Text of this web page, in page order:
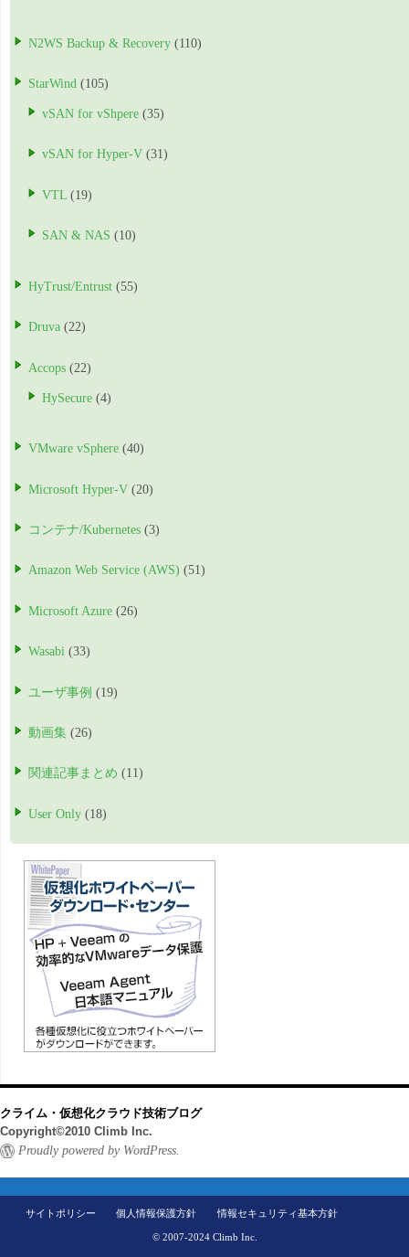
N2WS Backup & Recovery (110)
StarWind (105)
vSAN for vShpere (35)
vSAN for Hyper-V (31)
VTL (19)
SAN & NAS (10)
HyTrust/Entrust (55)
Druva (22)
Accops (22)
HySecure (4)
VMware vSphere (40)
Microsoft Hyper-V (20)
コンテナ/Kubernetes (3)
Amazon Web Service (AWS) (51)
Microsoft Azure (26)
Wasabi (33)
ユーザ事例 (19)
動画集 (26)
関連記事まとめ (11)
User Only (18)
クライム・仮想化クラウド技術ブログ
Copyright©2010 Climb Inc.
Proudly powered by WordPress.
サイトポリシー 個人情報保護方針 情報セキュリティ基本方針
© 2007-2024 Climb Inc.